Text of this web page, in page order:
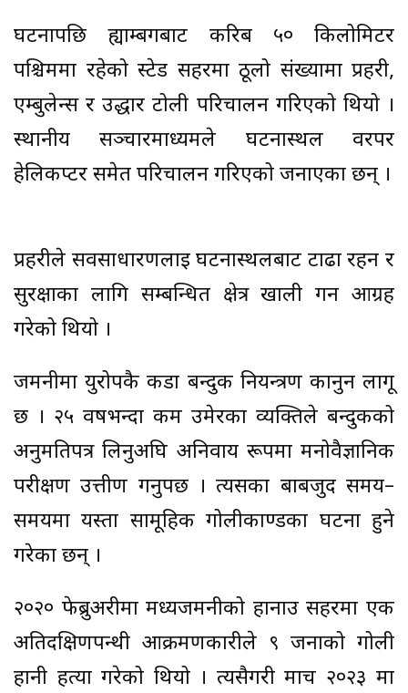
घटनापछि ह्याम्बर्गबाट करिब ५० किलोमिटर
पश्चिममा रहेको स्टेड सहरमा ठूलो संख्यामा प्रहरी,
एम्बुलेन्स र उद्धार टोली परिचालन गरिएको थियो ।
स्थानीय सञ्चारमाध्यमले घटनास्थल वरपर
हेलिकप्टर समेत परिचालन गरिएको जनाएका छन् ।
प्रहरीले सर्वसाधारणलाई घटनास्थलबाट टाढा रहन र
सुरक्षाका लागि सम्बन्धित क्षेत्र खाली गर्न आग्रह
गरेको थियो ।
जर्मनीमा युरोपकै कडा बन्दुक नियन्त्रण कानुन लागू
छ । २५ वर्षभन्दा कम उमेरका व्यक्तिले बन्दुकको
अनुमतिपत्र लिनुअघि अनिवार्य रूपमा मनोवैज्ञानिक
परीक्षण उत्तीर्ण गर्नुपर्छ । त्यसका बाबजुद समय–
समयमा यस्ता सामूहिक गोलीकाण्डका घटना हुने
गरेका छन् ।
२०२० फेब्रुअरीमा मध्यजर्मनीको हानाउ सहरमा एक
अतिदक्षिणपन्थी आक्रमणकारीले ९ जनाको गोली
हानी हत्या गरेको थियो । त्यसैगरी मार्च २०२३ मा